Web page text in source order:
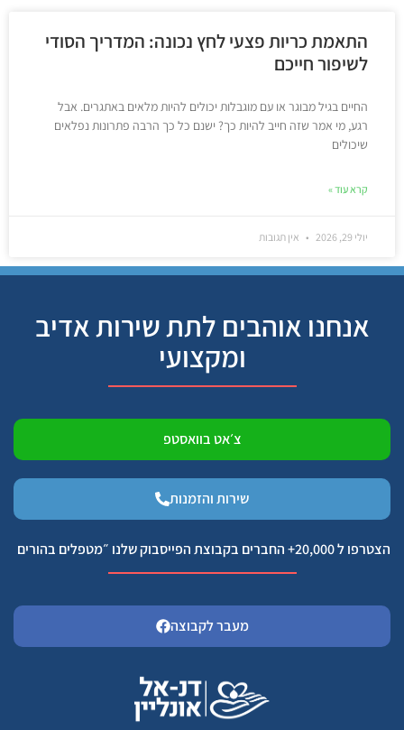
התאמת כריות פצעי לחץ נכונה: המדריך הסודי
לשיפור חייכם
החיים בגיל מבוגר או עם מוגבלות יכולים להיות מלאים באתגרים. אבל
רגע, מי אמר שזה חייב להיות כך? ישנם כל כך הרבה פתרונות נפלאים
שיכולים
קרא עוד »
יולי 29, 2026 אין תגובות
אנחנו אוהבים לתת שירות אדיב
ומקצועי
צ׳אט בוואסטפ
שירות והזמנות
הצטרפו ל 20,000+ החברים בקבוצת הפייסבוק שלנו ״מטפלים בהורים
מעבר לקבוצה